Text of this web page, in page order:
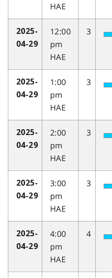
HAE
2025-
04-29
12:00
pm
HAE
3
2025-
04-29
1:00
pm
HAE
3
2025-
04-29
2:00
pm
HAE
3
2025-
04-29
3:00
pm
HAE
3
2025-
04-29
4:00
pm
HAE
4